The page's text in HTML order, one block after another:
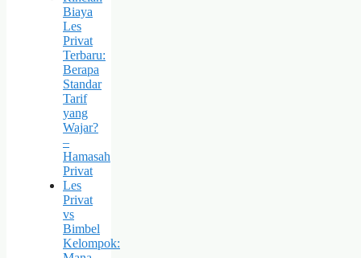
Biaya
Les
Privat
Terbaru:
Berapa
Standar
Tarif
yang
Wajar?
–
Hamasah
Privat
Les
Privat
vs
Bimbel
Kelompok: